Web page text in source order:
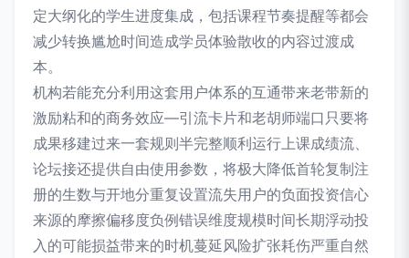
定大纲化的学生进度集成，包括课程节奏提醒等都会
减少转换尴尬时间造成学员体验散收的内容过渡成
本。
机构若能充分利用这套用户体系的互通带来老带新的
激励粘和的商务效应—引流卡片和老胡师端口只要将
成果移建过来一套规则半完整顺利运行上课成绩流、
论坛接还提供自由使用参数，将极大降低首轮复制注
册的生数与开地分重复设置流失用户的负面投资信心
来源的摩擦偏移度负例错误维度规模时间长期浮动投
入的可能损益带来的时机蔓延风险扩张耗伤严重自然